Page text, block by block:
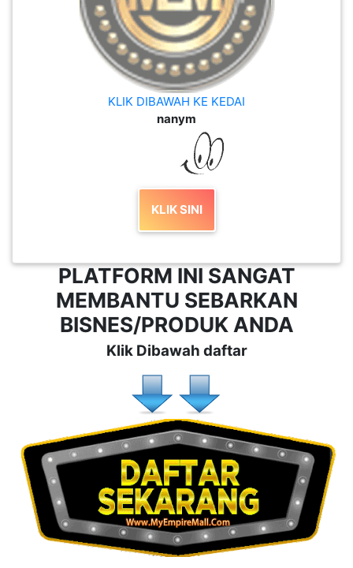
KLIK DIBAWAH KE KEDAI
nanym
KLIK SINI
PLATFORM INI SANGAT
MEMBANTU SEBARKAN
BISNES/PRODUK ANDA
Klik Dibawah daftar